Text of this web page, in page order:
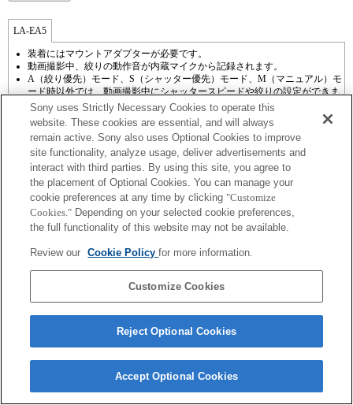
LA-EA5
装着にはマウントアダプターが必要です。
動画撮影中、絞りの動作音が内蔵マイクから記録されます。
A（絞り優先）モード、S（シャッター優先）モード、M（マニュアル）モ
ード時以外では、動画撮影中にシャッタースピードや絞りの設定ができま
せん。
マウントアダプターを使用して「Aマウントレンズ」を装着した場合に
は、ピントリングを回してもMFアシスト機能は自動的には起動しません。
「カスタムキー設定」で任意のキーに「ピント拡大」もしくは「MFアシス
ト」機能を割り当てて使用してください
ご利用条件 プライバシーポリシー
Sony uses Strictly Necessary Cookies to operate this
website. These cookies are essential, and will always
remain active. Sony also uses Optional Cookies to improve
site functionality, analyze usage, deliver advertisements and
interact with third parties. By using this site, you agree to
the placement of Optional Cookies. You can manage your
cookie preferences at any time by clicking "Customize
Cookies." Depending on your selected cookie preferences,
the full functionality of this website may not be available.
Review our Cookie Policyfor more information.
Customize Cookies
Reject Optional Cookies
Accept Optional Cookies